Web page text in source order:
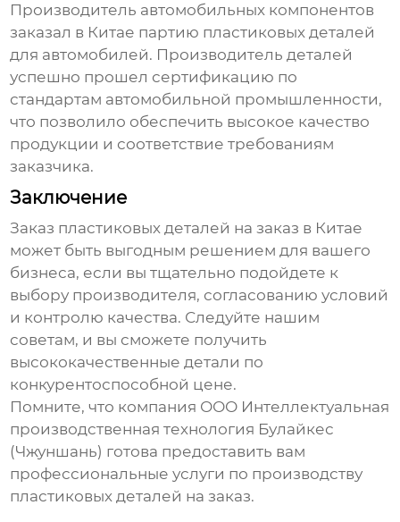
Производитель автомобильных компонентов
заказал в Китае партию пластиковых деталей
для автомобилей. Производитель деталей
успешно прошел сертификацию по
стандартам автомобильной промышленности,
что позволило обеспечить высокое качество
продукции и соответствие требованиям
заказчика.
Заключение
Заказ пластиковых деталей на заказ в Китае
может быть выгодным решением для вашего
бизнеса, если вы тщательно подойдете к
выбору производителя, согласованию условий
и контролю качества. Следуйте нашим
советам, и вы сможете получить
высококачественные детали по
конкурентоспособной цене.
Помните, что компания ООО Интеллектуальная
производственная технология Булайкес
(Чжуншань) готова предоставить вам
профессиональные услуги по производству
пластиковых деталей на заказ.